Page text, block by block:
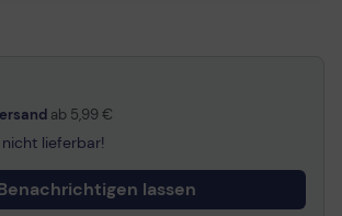
ab 5,99 €
lieferbar!
lassen